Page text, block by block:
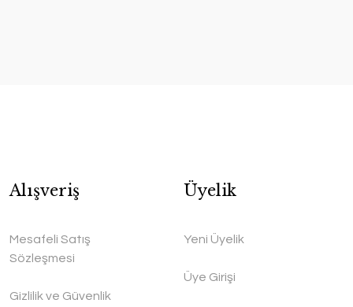
Alışveriş
Mesafeli Satış
Sözleşmesi
Gizlilik ve Güvenlik
Üyelik
Yeni Üyelik
Üye Girişi